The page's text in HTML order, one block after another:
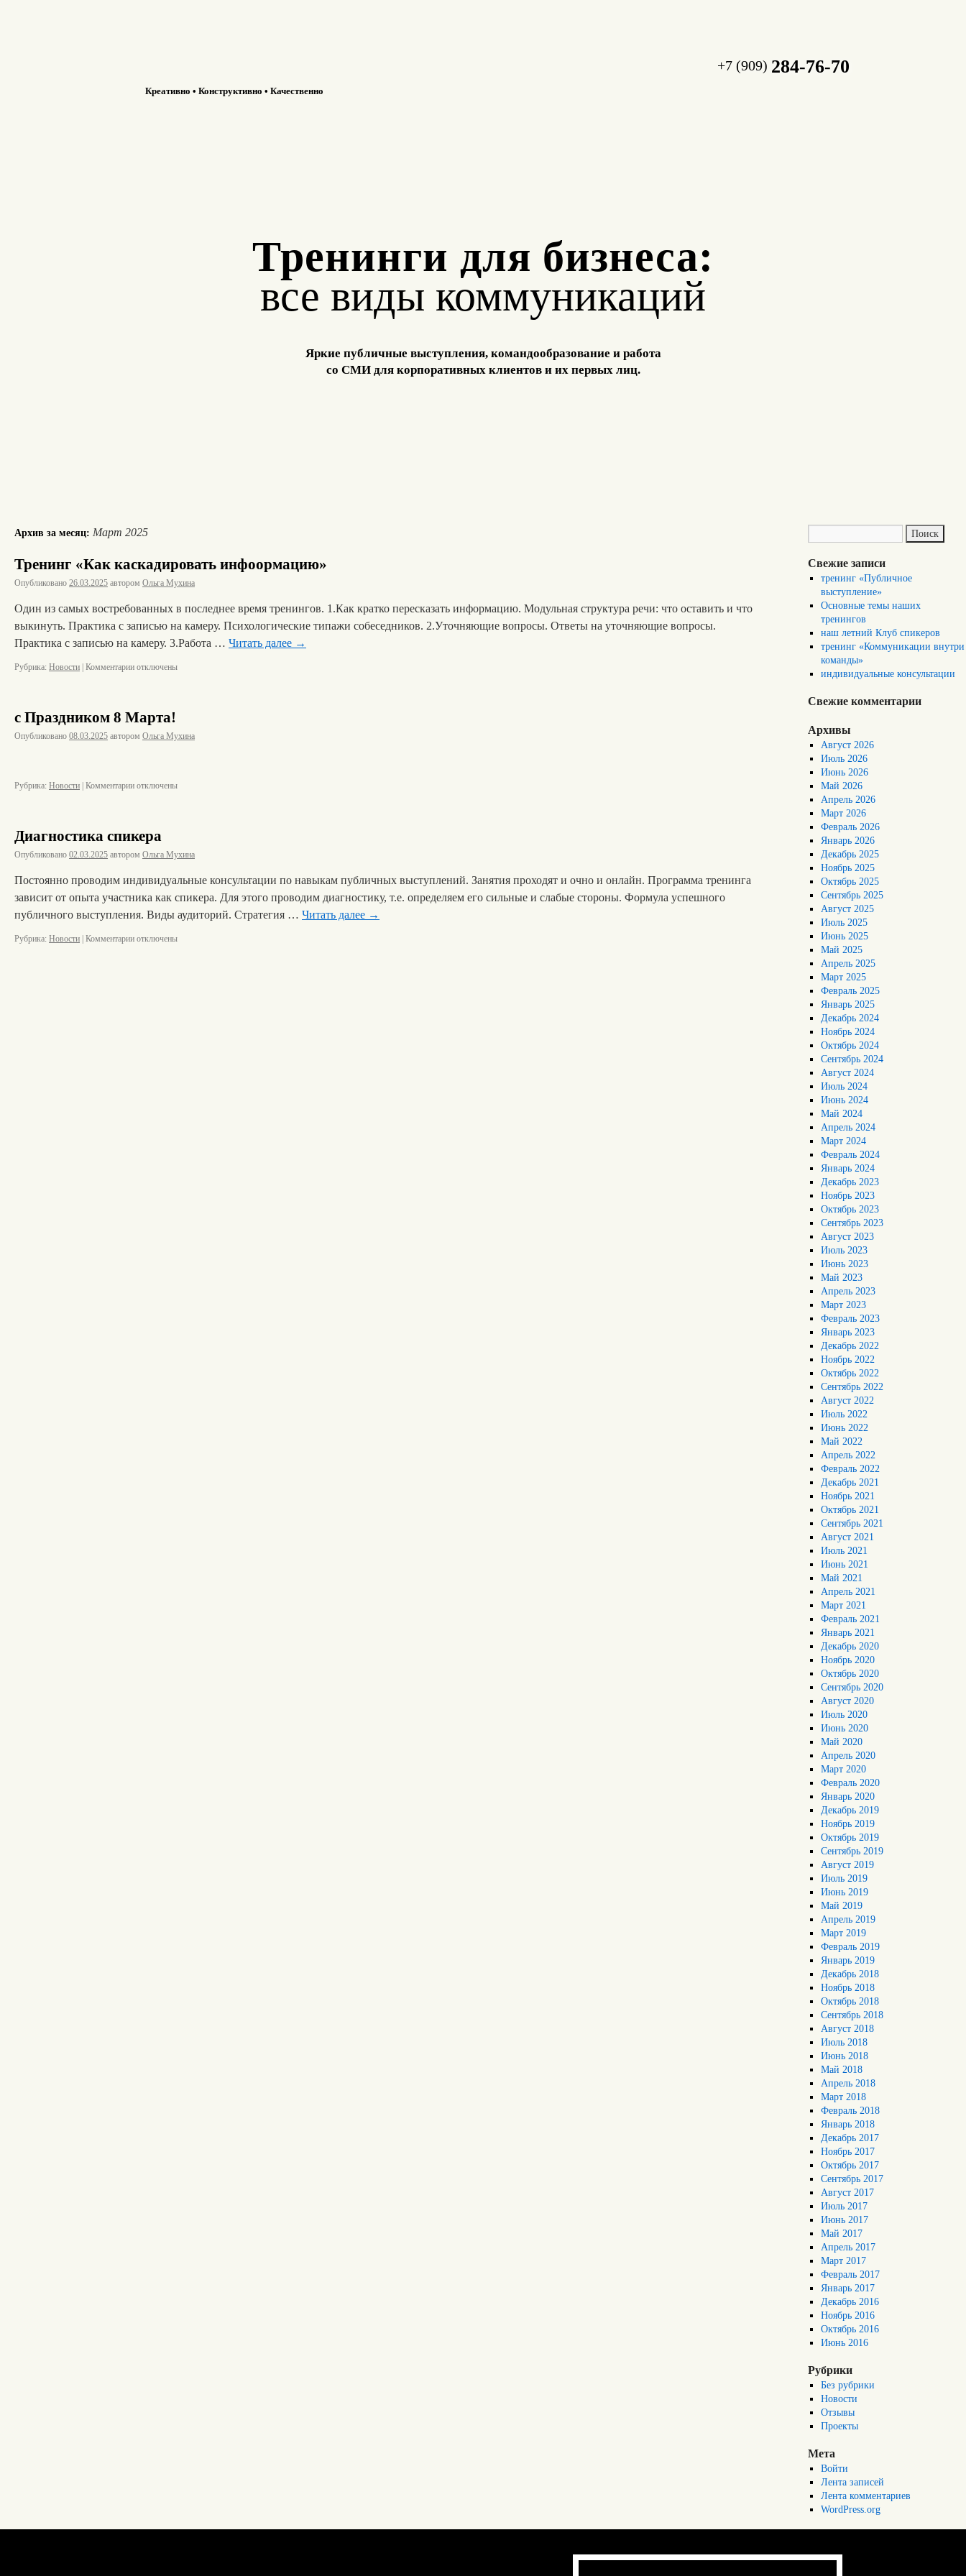
Креативно • Конструктивно • Качественно
+7 (909) 284-76-70
Тренинги для бизнеса:
все виды коммуникаций
Яркие публичные выступления, командообразование и работа
со СМИ для корпоративных клиентов и их первых лиц.
Архив за месяц: Март 2025
Тренинг «Как каскадировать инфоормацию»
Опубликовано 26.03.2025 автором Ольга Мухина
Один из самых востребованных в последнее время тренингов. 1.Как кратко пересказать информацию. Модульная структура речи: что оставить и что
выкинуть. Практика с записью на камеру. Психологические типажи собеседников. 2.Уточняющие вопросы. Ответы на уточняющие вопросы.
Практика с записью на камеру. 3.Работа … Читать далее →
Рубрика: Новости Комментарии отключены
с Праздником 8 Марта!
Опубликовано 08.03.2025 автором Ольга Мухина
Рубрика: Новости Комментарии отключены
Диагностика спикера
Опубликовано 02.03.2025 автором Ольга Мухина
Постоянно проводим индивидуальные консультации по навыкам публичных выступлений. Занятия проходят и очно и онлайн. Программа тренинга
зависит от опыта участника как спикера. Для этого проводим диагностику, т.е. определяем его сильные и слабые стороны. Формула успешного
публичного выступления. Виды аудиторий. Стратегия … Читать далее →
Рубрика: Новости Комментарии отключены
Свежие записи
тренинг «Публичное
выступление»
Основные темы наших
тренингов
наш летний Клуб спикеров
тренинг «Коммуникации внутри
команды»
индивидуальные консультации
Свежие комментарии
Архивы
Август 2026
Июль 2026
Июнь 2026
Май 2026
Апрель 2026
Март 2026
Февраль 2026
Январь 2026
Декабрь 2025
Ноябрь 2025
Октябрь 2025
Сентябрь 2025
Август 2025
Июль 2025
Июнь 2025
Май 2025
Апрель 2025
Март 2025
Февраль 2025
Январь 2025
Декабрь 2024
Ноябрь 2024
Октябрь 2024
Сентябрь 2024
Август 2024
Июль 2024
Июнь 2024
Май 2024
Апрель 2024
Март 2024
Февраль 2024
Январь 2024
Декабрь 2023
Ноябрь 2023
Октябрь 2023
Сентябрь 2023
Август 2023
Июль 2023
Июнь 2023
Май 2023
Апрель 2023
Март 2023
Февраль 2023
Январь 2023
Декабрь 2022
Ноябрь 2022
Октябрь 2022
Сентябрь 2022
Август 2022
Июль 2022
Июнь 2022
Май 2022
Апрель 2022
Февраль 2022
Декабрь 2021
Ноябрь 2021
Октябрь 2021
Сентябрь 2021
Август 2021
Июль 2021
Июнь 2021
Май 2021
Апрель 2021
Март 2021
Февраль 2021
Январь 2021
Декабрь 2020
Ноябрь 2020
Октябрь 2020
Сентябрь 2020
Август 2020
Июль 2020
Июнь 2020
Май 2020
Апрель 2020
Март 2020
Февраль 2020
Январь 2020
Декабрь 2019
Ноябрь 2019
Октябрь 2019
Сентябрь 2019
Август 2019
Июль 2019
Июнь 2019
Май 2019
Апрель 2019
Март 2019
Февраль 2019
Январь 2019
Декабрь 2018
Ноябрь 2018
Октябрь 2018
Сентябрь 2018
Август 2018
Июль 2018
Июнь 2018
Май 2018
Апрель 2018
Март 2018
Февраль 2018
Январь 2018
Декабрь 2017
Ноябрь 2017
Октябрь 2017
Сентябрь 2017
Август 2017
Июль 2017
Июнь 2017
Май 2017
Апрель 2017
Март 2017
Февраль 2017
Январь 2017
Декабрь 2016
Ноябрь 2016
Октябрь 2016
Июнь 2016
Рубрики
Без рубрики
Новости
Отзывы
Проекты
Мета
Войти
Лента записей
Лента комментариев
WordPress.org